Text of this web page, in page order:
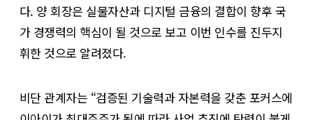
다. 양 회장은 실물자산과 디지털 금융의 결합이 향후 국
가 경쟁력의 핵심이 될 것으로 보고 이번 인수를 진두지
휘한 것으로 알려졌다.
비단 관계자는 “검증된 기술력과 자본력을 갖춘 포커스에